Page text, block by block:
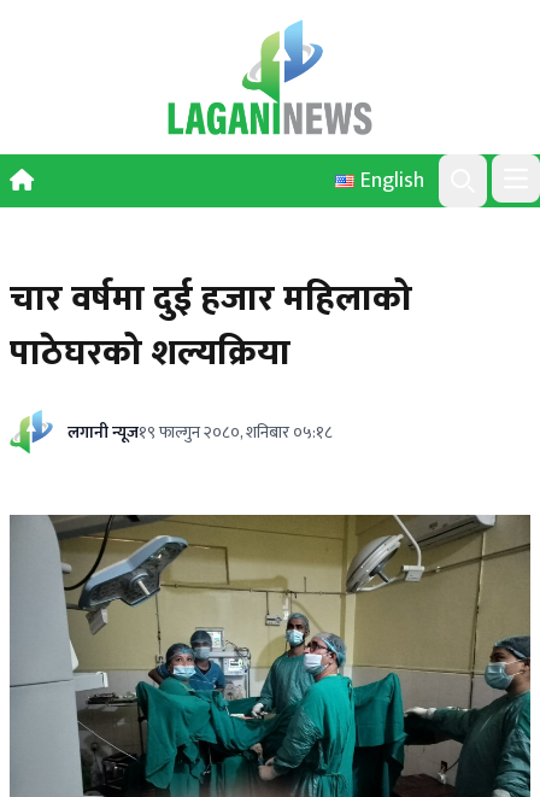
English
Search
चार वर्षमा दुई हजार महिलाको
पाठेघरको शल्यक्रिया
लगानी न्यूज१९ फाल्गुन २०८०, शनिबार ०५:१८